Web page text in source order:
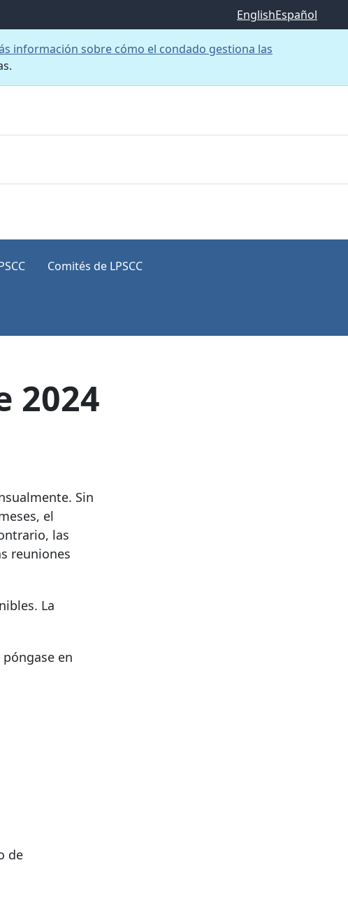
EnglishEspañol
información sobre cómo el condado gestiona las
Comités de LPSCC
2024
Sin
el
las
reuniones
La
en
de